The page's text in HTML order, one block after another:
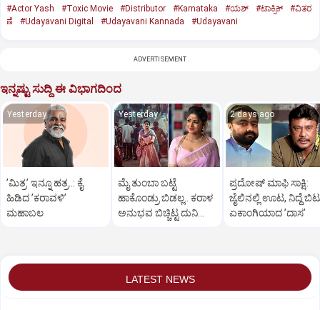
#Actor Yash #Toxic Movie #Distributor #Karnataka #ಯಶ್‌ #ಟಾಕ್ಸಿಕ್‌
#ವಿತರ
ಣೆ
#Udayavani Digital #Udayavani Kannada #Udayavani
ADVERTISEMENT
ಇನ್ನಷ್ಟು ಸುದ್ದಿ ಈ ವಿಭಾಗದಿಂದ
Yesterday
ʼಮಿತ್ರʼ ಇನ್ನೂ ಹತ್ರ..: ಕೈ
ಹಿಡಿದ ʼಕರಾವಳಿʼ
ಮಹಾಬಲ
Yesterday
ಮೈ ತುಂಬಾ ಬಟ್ಟೆ
ಹಾಕೊಂಡ್ರು ಬಿಡಲ್ಲ.. ಕರಾಳ
ಅನುಭವ ಬಿಚ್ಚಿಟ್ಟ ದುನಿಯಾ
2 days ago
ಪ್ರದೋಷ್‌ ಮಾಫಿ ಸಾಕ್ಷಿ:
ಜೈಲಿನಲ್ಲಿ ಊಟ, ನಿದ್ದೆ
ಏಕಾಂಗಿಯಾದ ʼದಾಸʼ
LATEST NEWS